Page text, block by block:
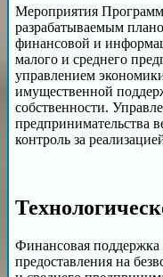
Мероприятия
разрабатываемым
финансовой и
малого и среднего
управлением
имущественной
собственности.
предпринимательства
контроль за
Финансовая поддержка
предоставления на